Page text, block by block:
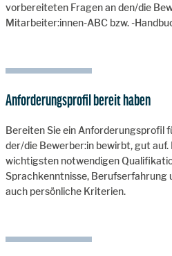
vorbereiteten Fragen an den/die
Mitarbeiter:innen-ABC bzw. -
Anforderungsprofil bereit haben
Bereiten Sie ein Anforderungsprofil
der/die Bewerber:in bewirbt, gut auf.
wichtigsten notwendigen
Sprachkenntnisse, Berufserfahrung
auch persönliche Kriterien.